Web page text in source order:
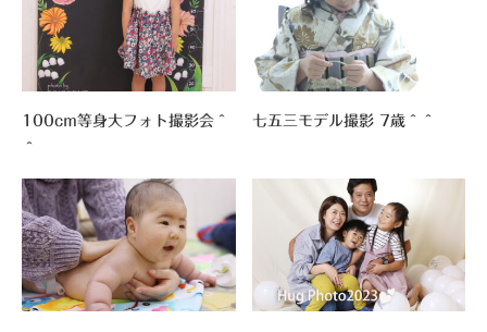
100cm等身大フォト撮影会＾
＾
七五三モデル撮影 7歳＾＾